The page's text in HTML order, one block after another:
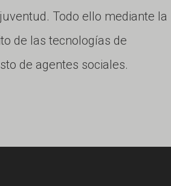
Todo ello mediante la
de las tecnologías de
de agentes sociales.